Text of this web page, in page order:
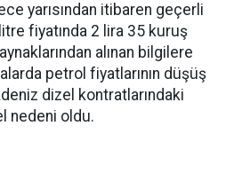
yarısından itibaren geçerli
fiyatında 2 lira 35 kuruş
alınan bilgilere
petrol fiyatlarının düşüş
dizel kontratlarındaki
nedeni oldu.